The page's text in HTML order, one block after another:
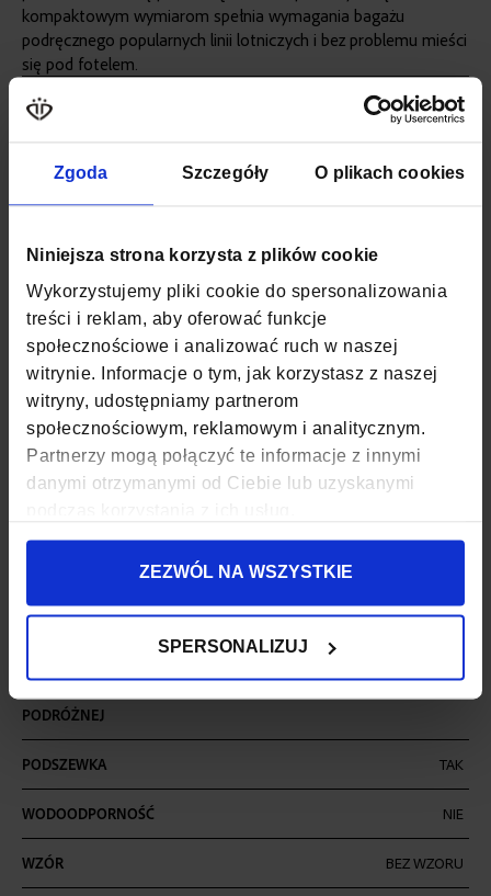
Zgoda Szczegóły O plikach cookies
Niniejsza strona korzysta z plików cookie
Wykorzystujemy pliki cookie do spersonalizowania
treści i reklam, aby oferować funkcje
społecznościowe i analizować ruch w naszej
witrynie. Informacje o tym, jak korzystasz z naszej
witryny, udostępniamy partnerom
społecznościowym, reklamowym i analitycznym.
Partnerzy mogą połączyć te informacje z innymi
danymi otrzymanymi od Ciebie lub uzyskanymi
ZEZWÓL NA WSZYSTKIE
SPERSONALIZUJ
kompaktowym wymiarom spełnia wymagania bagażu
podręcznego popularnych linii lotniczych i bez problemu mieści
się pod fotelem.
informacji
SKU ZG1043
MATERIAŁ
SZEROKOŚĆ
GŁĘBOKOŚĆ 20 CM
WYSOKOŚĆ
ZAPIĘCIE
KOD EAN 5907127693625
ILOŚĆ KOMÓR
ILOŚĆ KIESZENI 6
MOCOWANIE DO WALIZKI
PODRÓŻNEJ
TAK
PODSZEWKA TAK
WODOODPORNOŚĆ NIE
WZÓR BEZ WZORU